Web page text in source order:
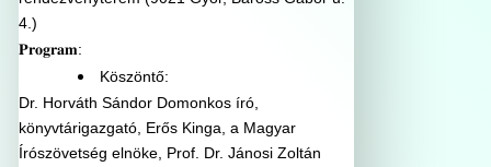
4.)
𝐏𝐫𝐨𝐠𝐫𝐚𝐦:
Köszöntő:
Dr. Horváth Sándor Domonkos író,
könyvtárigazgató, Erős Kinga, a Magyar
Írószövetség elnöke, Prof. Dr. Jánosi Zoltán